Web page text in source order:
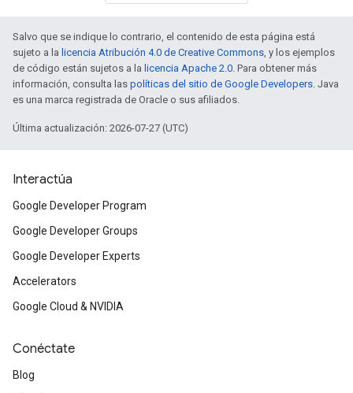
Salvo que se indique lo contrario, el contenido de esta página está
sujeto a la licencia Atribución 4.0 de Creative Commons, y los ejemplos
de código están sujetos a la licencia Apache 2.0. Para obtener más
información, consulta las políticas del sitio de Google Developers. Java
es una marca registrada de Oracle o sus afiliados.
Última actualización: 2026-07-27 (UTC)
Interactúa
Google Developer Program
Google Developer Groups
Google Developer Experts
Accelerators
Google Cloud & NVIDIA
Conéctate
Blog